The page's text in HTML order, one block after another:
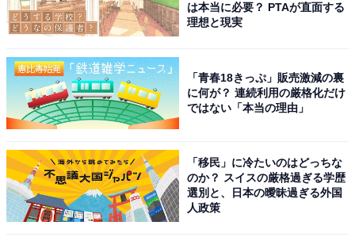
は本当に必要？ PTAが直面する
理想と現実
「青春18きっぷ」販売激減の裏
に何が？ 連続利用の厳格化だけ
ではない「本当の理由」
「移民」に冷たいのはどっちな
のか？ スイスの厳格過ぎる学歴
選別と、日本の曖昧過ぎる外国
人政策